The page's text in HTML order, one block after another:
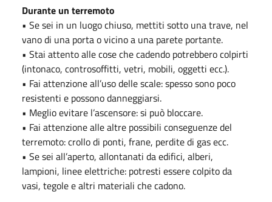
Durante un terremoto
• Se sei in un luogo chiuso, mettiti sotto una trave, nel
vano di una porta o vicino a una parete portante.
• Stai attento alle cose che cadendo potrebbero colpirti
(intonaco, controsoffitti, vetri, mobili, oggetti ecc.).
• Fai attenzione all’uso delle scale: spesso sono poco
resistenti e possono danneggiarsi.
• Meglio evitare l’ascensore: si può bloccare.
• Fai attenzione alle altre possibili conseguenze del
terremoto: crollo di ponti, frane, perdite di gas ecc.
• Se sei all’aperto, allontanati da edifici, alberi,
lampioni, linee elettriche: potresti essere colpito da
vasi, tegole e altri materiali che cadono.